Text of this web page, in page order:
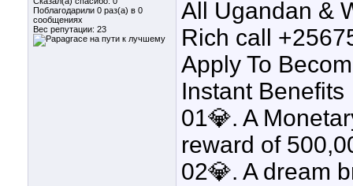
Поблагодарили 0 раз(а) в 0
сообщениях
Вес репутации: 23
All Ugandan &
Rich call
Apply To
Instant Benefits
01💎. A
reward of
02💎. A dream